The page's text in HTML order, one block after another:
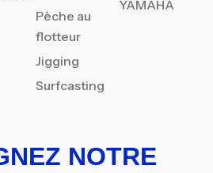
Pèche au
flotteur
Jigging
Surfcasting
YAMAHA
NOTRE